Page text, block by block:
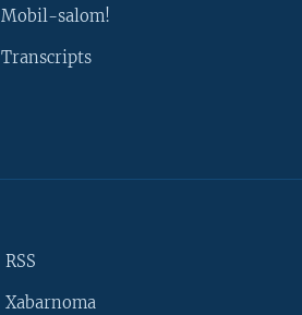
Mobil-salom!
Transcripts
RSS
Xabarnoma